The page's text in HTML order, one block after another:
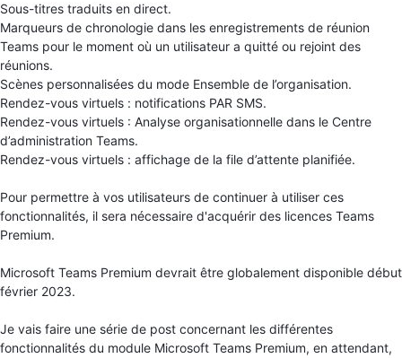
Sous-titres traduits en direct.
Marqueurs de chronologie dans les enregistrements de réunion
Teams pour le moment où un utilisateur a quitté ou rejoint des
réunions.
Scènes personnalisées du mode Ensemble de l’organisation.
Rendez-vous virtuels : notifications PAR SMS.
Rendez-vous virtuels : Analyse organisationnelle dans le Centre
d’administration Teams.
Rendez-vous virtuels : affichage de la file d’attente planifiée.
Pour permettre à vos utilisateurs de continuer à utiliser ces
fonctionnalités, il sera nécessaire d'acquérir des licences Teams
Premium.
Microsoft Teams Premium devrait être globalement disponible début
février 2023.
Je vais faire une série de post concernant les différentes
fonctionnalités du module Microsoft Teams Premium, en attendant,